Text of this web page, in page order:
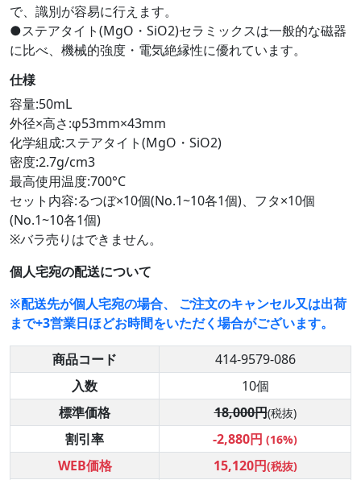
で、識別が容易に行えます。
●ステアタイト(MgO・SiO2)セラミックスは一般的な磁器
に比べ、機械的強度・電気絶縁性に優れています。
仕様
容量:50mL
外径×高さ:φ53mm×43mm
化学組成:ステアタイト(MgO・SiO2)
密度:2.7g/cm3
最高使用温度:700°C
セット内容:るつぼ×10個(No.1~10各1個)、フタ×10個
(No.1~10各1個)
※バラ売りはできません。
個人宅宛の配送について
※配送先が個人宅宛の場合、 ご注文のキャンセル又は出荷
まで+3営業日ほどお時間をいただく場合がございます。
商品コード
414-9579-086
入数
10個
標準価格
18,000円(税抜)
割引率 -2,880円 (16%)
WEB価格 15,120円(税抜)